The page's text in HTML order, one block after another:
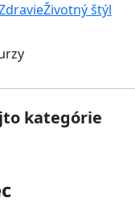
Životný štýl
kategórie